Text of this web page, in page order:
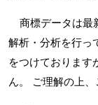
商標データは最
解析・分析を行っ
をつけております
ん。 ご理解の上、